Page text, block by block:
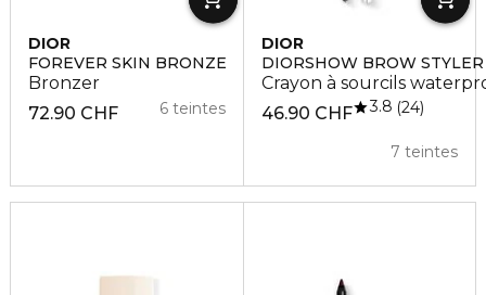
DIOR
FOREVER SKIN BRONZE
Bronzer
72.90 CHF
6 teintes
DIOR
DIORSHOW BROW STYLER
Crayon à sourcils
46.90 CHF
7 teintes
3.8 24